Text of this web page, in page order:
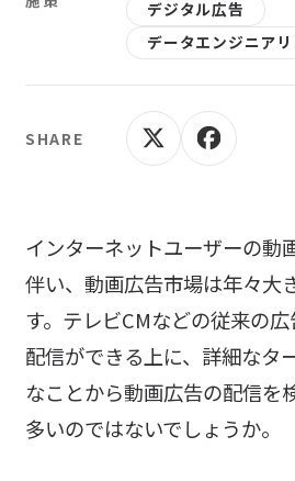
インターネットユーザーの動
伴い、動画広告市場は年々大
す。テレビCMなどの従来の
配信ができる上に、詳細なタ
なことから動画広告の配信を
多いのではないでしょうか。
デジタル広告
データエンジニア
SHARE